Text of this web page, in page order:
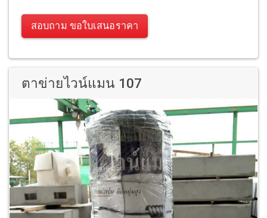
สอบถาม ขอใบเสนอราคา
ตาข่ายไวน์แมน 107